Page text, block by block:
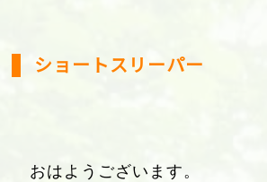
ショートスリーパー
おはようございます。